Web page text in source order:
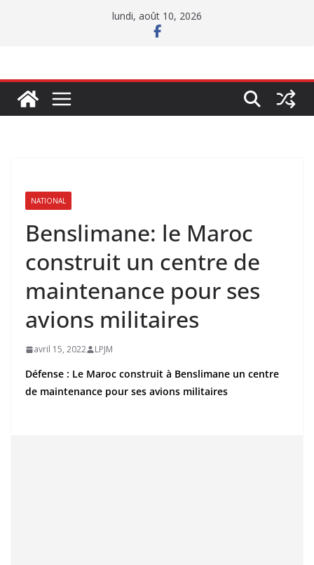
lundi, août 10, 2026
NATIONAL
Benslimane: le Maroc
construit un centre de
maintenance pour ses
avions militaires
avril 15, 2022 LPJM
Défense : Le Maroc construit à Benslimane un centre
de maintenance pour ses avions militaires